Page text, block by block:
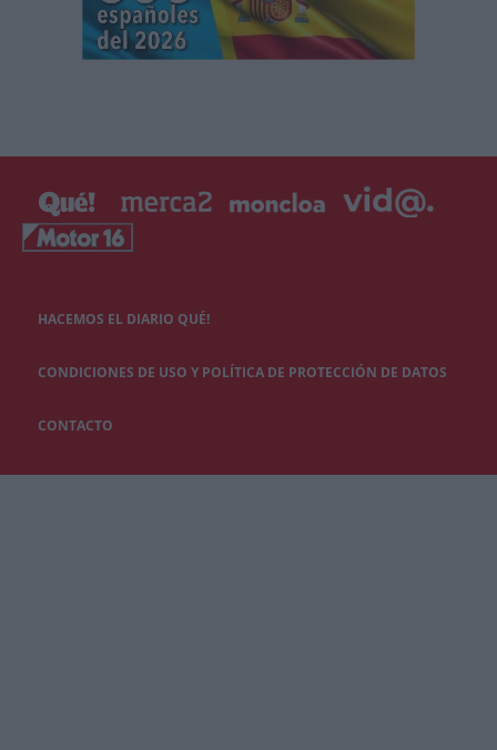
HACEMOS EL DIARIO QUÉ!
CONDICIONES DE USO Y POLÍTICA DE PROTECCIÓN DE DATOS
CONTACTO